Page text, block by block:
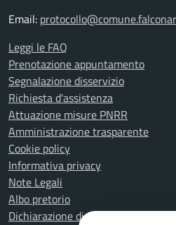
Email:
Leggi le FAQ
Prenotazione appuntamento
Segnalazione disservizio
Richiesta d'assistenza
Attuazione misure PNRR
Amministrazione trasparente
Cookie policy
Informativa privacy
Note Legali
Albo pretorio
Dichiarazione di accessibilità